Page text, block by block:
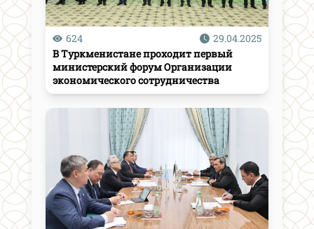
624
29.04.2025
В Туркменистане проходит первый
министерский форум Организации
экономического сотрудничества